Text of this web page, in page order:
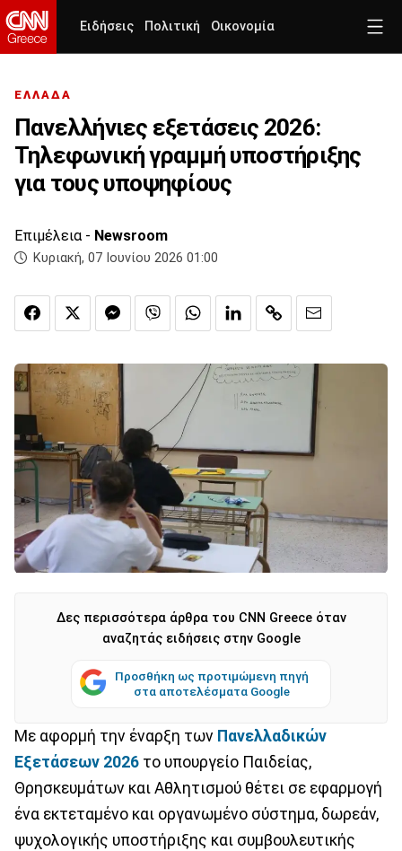
Ειδήσεις Πολιτική Οικονομία
ΕΛΛΑΔΑ
Πανελλήνιες εξετάσεις 2026:
Τηλεφωνική γραμμή υποστήριξης
για τους υποψηφίους
Επιμέλεια - Newsroom
Κυριακή, 07 Ιουνίου 2026 01:00
Δες περισσότερα άρθρα του CNN Greece όταν
αναζητάς ειδήσεις στην Google
Προσθήκη ως προτιμώμενη πηγή
στα αποτελέσματα Google
Με αφορμή την έναρξη των Πανελλαδικών
Εξετάσεων 2026 το υπουργείο Παιδείας,
Θρησκευμάτων και Αθλητισμού θέτει σε εφαρμογή
ένα εκτεταμένο και οργανωμένο σύστημα, δωρεάν,
ψυχολογικής υποστήριξης και συμβουλευτικής